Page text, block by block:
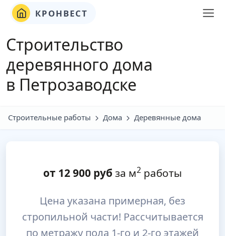
КРОНВЕСТ
Строительство
деревянного дома
в Петрозаводске
Строительные работы Дома Деревянные дома
от 12 900 руб за м2 работы
Цена указана примерная, без
стропильной части! Рассчитывается
по метражу пола 1-го и 2-го этажей